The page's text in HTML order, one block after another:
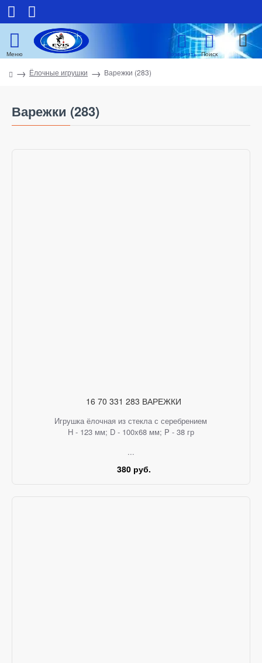
Ёлочные игрушки Варежки (283)
Варежки (283)
16 70 331 283 ВАРЕЖКИ
Игрушка ёлочная из стекла с серебрением
H - 123 мм; D - 100х68 мм; P - 38 гр
...
380 руб.